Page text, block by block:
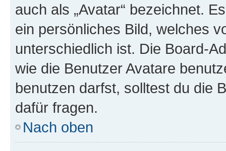
auch als „Avatar“ bezeichnet.
ein persönliches Bild, welches
unterschiedlich ist. Die Board-
wie die Benutzer Avatare
benutzen darfst, solltest du die
dafür fragen.
Nach oben